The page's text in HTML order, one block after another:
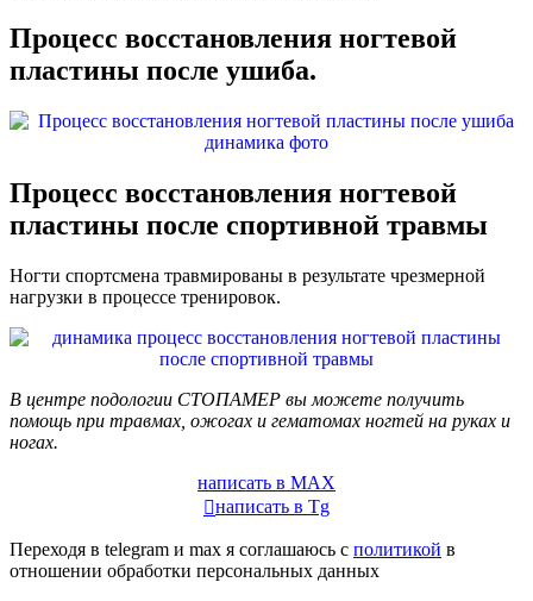
Процесс восстановления ногтевой
пластины после ушиба.
Процесс восстановления ногтевой
пластины после спортивной травмы
Ногти спортсмена травмированы в результате чрезмерной
нагрузки в процессе тренировок.
В центре подологии СТОПАМЕР вы можете получить
помощь при травмах, ожогах и гематомах ногтей на руках и
ногах.
написать в MAX
написать в Tg
Переходя в telegram и max я соглашаюсь с политикой в
отношении обработки персональных данных